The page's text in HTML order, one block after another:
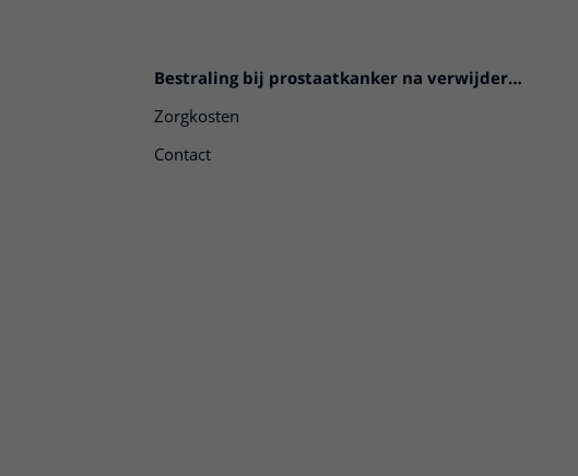
Bestraling bij prostaatkanker na verwijdering van de prostaat
Zorgkosten
Contact